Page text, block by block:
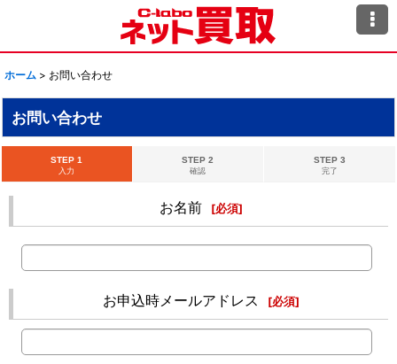
ホーム > お問い合わせ
お問い合わせ
STEP 1
入力
STEP 2
確認
STEP 3
完了
お名前 [必須]
お申込時メールアドレス [必須]